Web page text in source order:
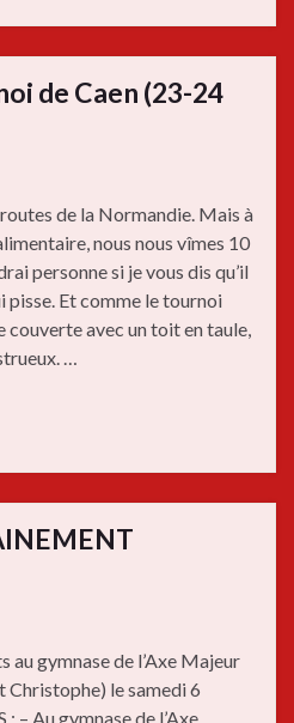
de Caen (23-24
de la Normandie. Mais à
nous nous vîmes 10
personne si je vous dis qu’il
pisse. Et comme le tournoi
couverte avec un toit en taule,
…
au gymnase de l’Axe Majeur
Christophe) le samedi 6
– Au gymnase de l’Axe